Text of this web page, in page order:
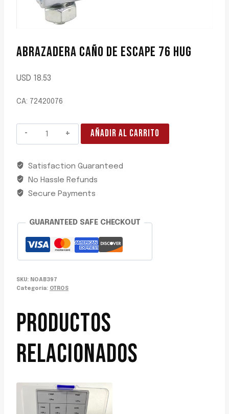
ABRAZADERA CAÑO DE ESCAPE 76 HUG
USD 18.53
CA: 72420076
ABRAZADERA
CAÑO
ESCAPE
76
HUG
AÑADIR AL CARRITO
Satisfaction Guaranteed
No Hassle Refunds
Secure Payments
GUARANTEED SAFE CHECKOUT
SKU: NOAB397
Categoría: OTROS
PRODUCTOS
RELACIONADOS